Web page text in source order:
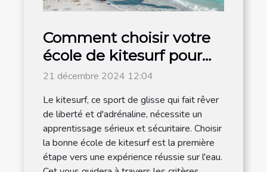
Comment choisir votre
école de kitesurf pour
un apprentissage
21 décembre 2024 12:04
Le kitesurf, ce sport de glisse qui fait rêver
de liberté et d'adrénaline, nécessite un
apprentissage sérieux et sécuritaire. Choisir
la bonne école de kitesurf est la première
étape vers une expérience réussie sur l'eau.